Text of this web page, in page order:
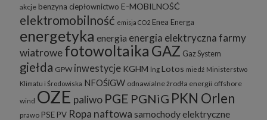
akcje benzyna ciepłownictwo E-MOBILNOŚĆ
elektromobilność emisja CO2 Enea Energa
energetyka energia energia elektrycznafarmy
wiatrowefotowoltaika GAZ Gaz System
giełda GPW inwestycje KGHM lng Lotos miedź Ministerstwo
Klimatu i Środowiska NFOŚiGW odnawialne żrodła energii offshore
wind OZE paliwo PGE PGNiG PKN Orlen
prawo PSE PV Ropa naftowa samochody elektryczne